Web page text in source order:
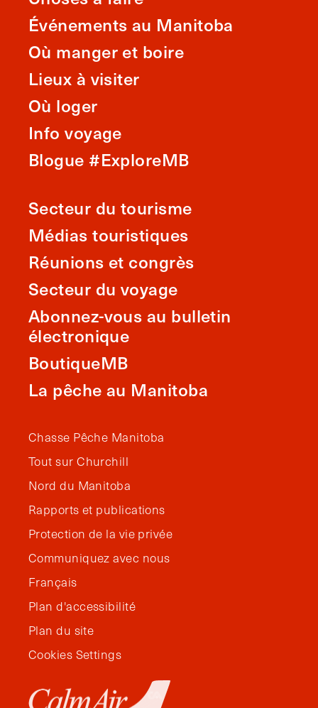
Événements au Manitoba
Où manger et boire
Lieux à visiter
Où loger
Info voyage
Blogue #ExploreMB
Secteur du tourisme
Médias touristiques
Réunions et congrès
Secteur du voyage
Abonnez-vous au bulletin
électronique
BoutiqueMB
La pêche au Manitoba
Chasse Pêche Manitoba
Tout sur Churchill
Nord du Manitoba
Rapports et publications
Protection de la vie privée
Communiquez avec nous
Français
Plan d'accessibilité
Plan du site
Cookies Settings